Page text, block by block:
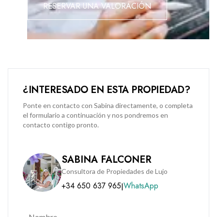
Nelson’s View is close to schools, beaches, and local
transport, making it a strong option for families looking to
settle in Gibraltar’s South District.
RESERVAR UNA VALORACIÓN
¿INTERESADO EN ESTA PROPIEDAD?
Ponte en contacto con Sabina directamente, o completa
el formulario a continuación y nos pondremos en
contacto contigo pronto.
SABINA FALCONER
Consultora de Propiedades de Lujo
+34 650 637 965|WhatsApp